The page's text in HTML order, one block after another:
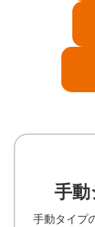
手動
手動タイプ